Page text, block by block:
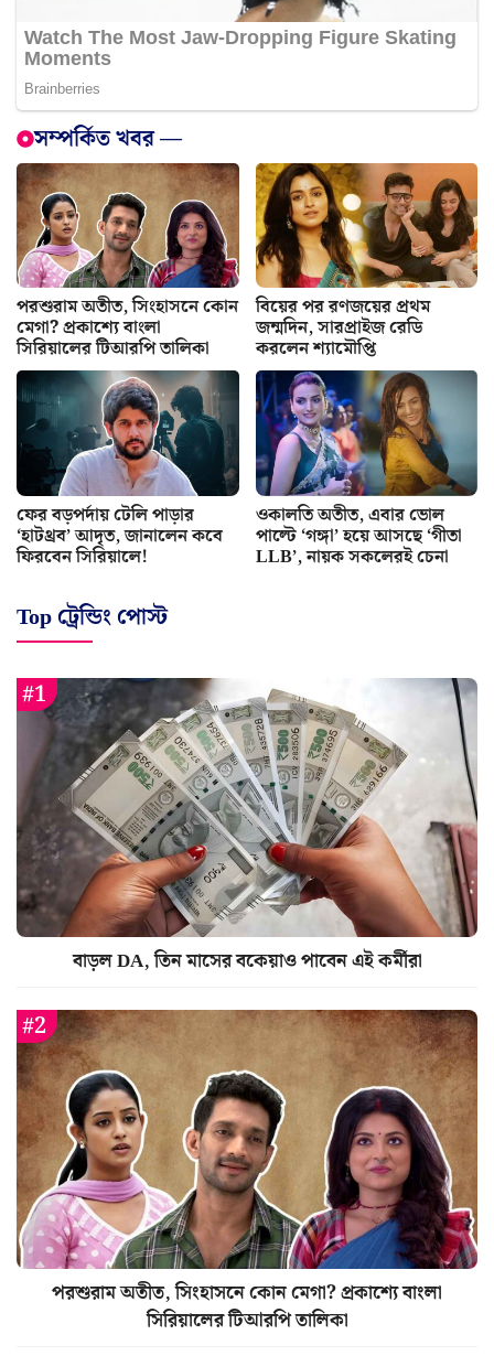
সম্পর্কিত খবর —
পরশুরাম অতীত, সিংহাসনে কোন
মেগা? প্রকাশ্যে বাংলা
সিরিয়ালের টিআরপি তালিকা
বিয়ের পর রণজয়ের প্রথম
জন্মদিন, সারপ্রাইজ রেডি
করলেন শ্যামৌপ্তি
ফের বড়পর্দায় টেলি পাড়ার
‘হাটথ্রব’ আদৃত, জানালেন কবে
ফিরবেন সিরিয়ালে!
ওকালতি অতীত, এবার ভোল
পাল্টে ‘গঙ্গা’ হয়ে আসছে ‘গীতা
LLB’, নায়ক সকলেরই চেনা
Top ট্রেন্ডিং পোস্ট
বাড়ল DA, তিন মাসের বকেয়াও পাবেন এই কর্মীরা
পরশুরাম অতীত, সিংহাসনে কোন মেগা? প্রকাশ্যে বাংলা
সিরিয়ালের টিআরপি তালিকা